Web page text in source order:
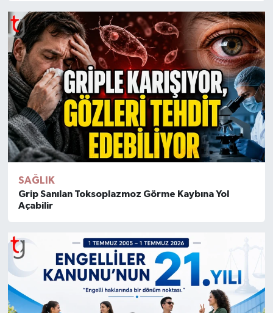
SAĞLIK
Grip Sanılan Toksoplazmoz Görme Kaybına Yol
Açabilir